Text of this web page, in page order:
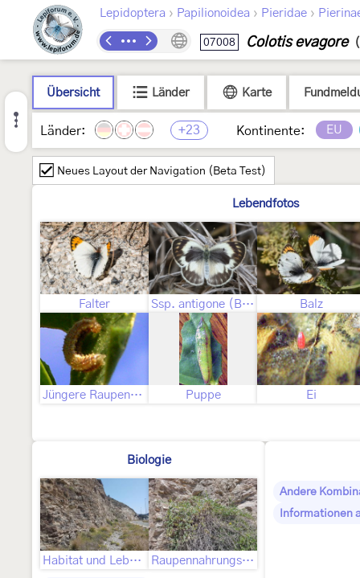
Lepidoptera › Papilionoidea › Pieridae ›
07008 Colotis evagore
Übersicht Länder Karte
Länder: +23 Kontinente: EU
Neues Layout der Navigation (Beta Test)
Lebendfotos
Falter Ssp. antigone (Boisduval, [1836]) Balz
Jüngere Raupenstadien Puppe Ei
Biologie
Habitat und Lebensweise Raupennahrungspflanzen
Andere
Informationen